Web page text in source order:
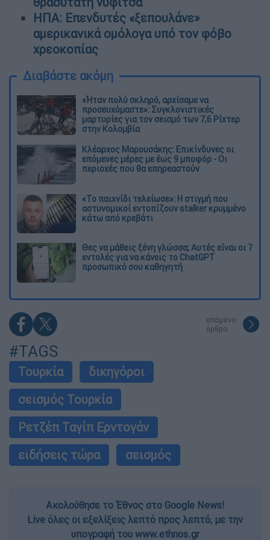
ΗΠΑ: Επενδυτές «ξεπουλάνε»
αμερικανικά ομόλογα υπό τον φόβο
χρεοκοπίας
Διαβάστε ακόμη
«Ήταν πολύ σκληρό, αρχίσαμε να
προσευχόμαστε»: Συγκλονιστικές
μαρτυρίες για τον σεισμό των 7,6 Ρίχτερ
στην Κολομβία
Κλέαρχος Μαρουσάκης: Επικίνδυνες οι
επόμενες μέρες με έως 9 μποφόρ - Οι
περιοχές που θα επηρεαστούν
«Το παιχνίδι τελείωσε»: Η στιγμή που
αστυνομικοί εντοπίζουν stalker κρυμμένο
κάτω από κρεβάτι
Θες να μάθεις ξένη γλώσσα; Αυτές είναι οι 7
εντολές για να κάνεις το ChatGPT
προσωπικό σου καθηγητή
επόμενο
άρθρο
#TAGS
Τουρκία
δικηγόροι
σεισμός Τουρκία
Ρετζέπ Ταγίπ Ερντογάν
ειδήσεις τώρα
σεισμός
Ακολούθησε το Έθνος στο Google News!
Live όλες οι εξελίξεις λεπτό προς λεπτό, με την
υπογραφή του www.ethnos.gr